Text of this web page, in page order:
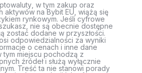
w tym zakup oraz
aktywów na Bybit EU, wiążą się
rynkowym. Jeśli cyfrowe
nie są obecnie dostępne
zostać dodane w przyszłości.
odpowiedzialności za wyniki
o cenach i inne dane
tym miejscu pochodzą z
źródeł i służą wyłącznie
Treść ta nie stanowi porady